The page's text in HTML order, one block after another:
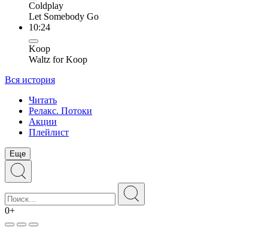
Coldplay
Let Somebody Go
10:24
Koop
Waltz for Koop
Вся история
Читать
Релакс. Потоки
Акции
Плейлист
Еще
0+